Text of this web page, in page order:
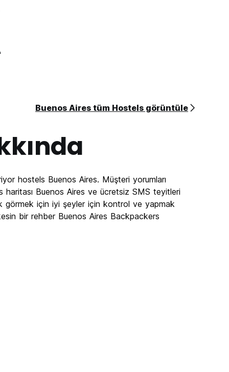
Buenos Aires tüm Hostels görüntüle
hostels Buenos Aires. Müşteri yorumları
Buenos Aires ve ücretsiz SMS teyitleri
görmek için iyi şeyler için kontrol ve yapmak
bir rehber Buenos Aires Backpackers